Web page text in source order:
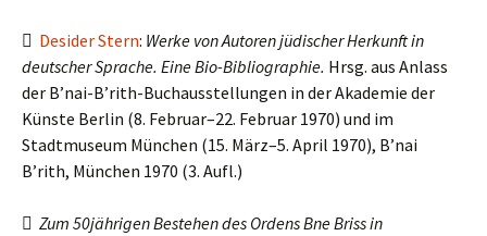
 Desider Stern: Werke von Autoren jüdischer Herkunft in
deutscher Sprache. Eine Bio-Bibliographie. Hrsg. aus Anlass
der B’nai-B’rith-Buchausstellungen in der Akademie der
Künste Berlin (8. Februar–22. Februar 1970) und im
Stadtmuseum München (15. März–5. April 1970), B’nai
B’rith, München 1970 (3. Aufl.)
 Zum 50jährigen Bestehen des Ordens Bne Briss in